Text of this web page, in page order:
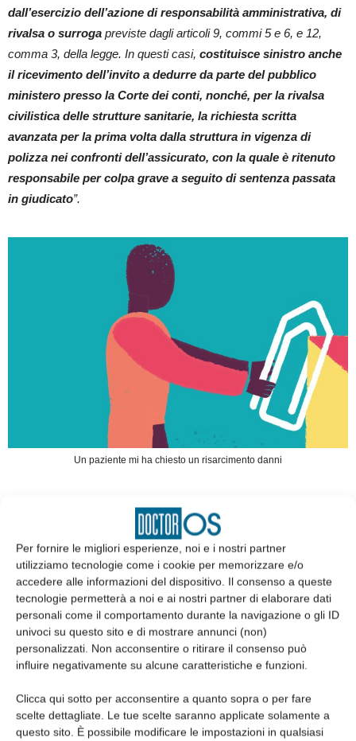
Per fornire le migliori esperienze, noi e i nostri partner
utilizziamo tecnologie come i cookie per memorizzare e/o
accedere alle informazioni del dispositivo. Il consenso a queste
tecnologie permetterà a noi e ai nostri partner di elaborare dati
personali come il comportamento durante la navigazione o gli ID
univoci su questo sito e di mostrare annunci (non)
personalizzati. Non acconsentire o ritirare il consenso può
influire negativamente su alcune caratteristiche e funzioni.
Clicca qui sotto per acconsentire a quanto sopra o per fare
scelte dettagliate. Le tue scelte saranno applicate solamente a
questo sito. È possibile modificare le impostazioni in qualsiasi
dall’esercizio dell’azione di responsabilità amministrativa, di
rivalsa o surroga previste dagli articoli 9, commi 5 e 6, e 12,
comma 3, della legge. In questi casi, costituisce sinistro anche
il ricevimento dell’invito a dedurre da parte del pubblico
ministero presso la Corte dei conti, nonché, per la rivalsa
civilistica delle strutture sanitarie, la richiesta scritta
avanzata per la prima volta dalla struttura in vigenza di
polizza nei confronti dell’assicurato, con la quale è ritenuto
responsabile per colpa grave a seguito di sentenza passata
in giudicato”.
Un paziente mi ha chiesto un risarcimento danni
occorre far partire il cronometro per l’apertura del
sinistro dal momento in cui si riceverà una formale richiesta
scritta di risarcimento danni.
Attenzione però a non considerare sinistro la richiesta di cartella
clinica oppure una querela (ad esempio ex art 590 c.p.) o ancora
un avviso di garanzia.
inclusa la richiesta della cartella clinica, l’esecuzione del riscontro
autoptico/autopsia giudiziaria/autopsia di cui al D.P.R. 10